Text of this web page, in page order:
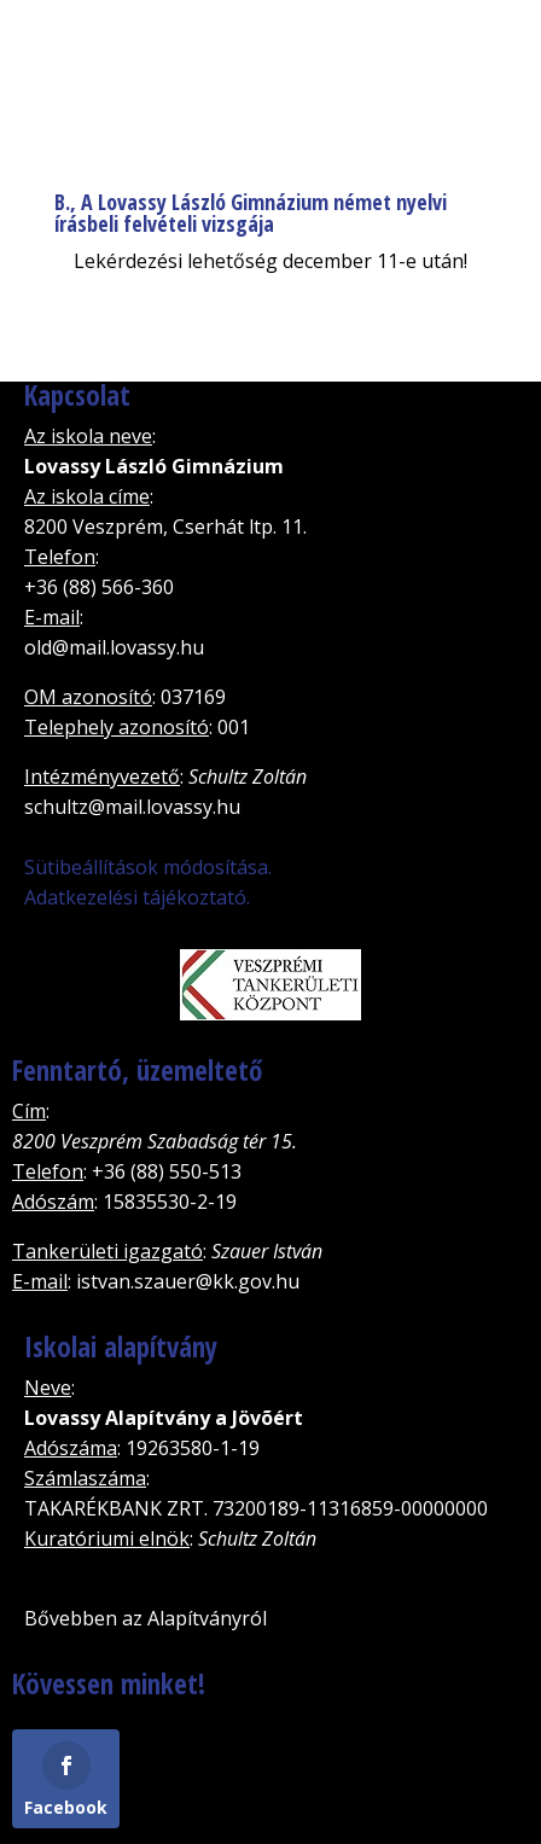
B., A Lovassy László Gimnázium német nyelvi
írásbeli felvételi vizsgája
Lekérdezési lehetőség december 11-e után!
Kapcsolat
Az iskola neve:
Lovassy László Gimnázium
Az iskola címe:
8200 Veszprém, Cserhát ltp. 11.
Telefon:
+36 (88) 566-360
E-mail:
old@mail.lovassy.hu
OM azonosító: 037169
Telephely azonosító: 001
Intézményvezető: Schultz Zoltán
schultz@mail.lovassy.hu
Sütibeállítások módosítása.
Adatkezelési tájékoztató.
Fenntartó, üzemeltető
Cím:
8200 Veszprém Szabadság tér 15.
Telefon: +36 (88) 550-513
Adószám: 15835530-2-19
Tankerületi igazgató: Szauer István
E-mail: istvan.szauer@kk.gov.hu
Iskolai alapítvány
Neve:
Lovassy Alapítvány a Jövõért
Adószáma: 19263580-1-19
Számlaszáma:
TAKARÉKBANK ZRT. 73200189-11316859-00000000
Kuratóriumi elnök: Schultz Zoltán
Bővebben az Alapítványról
Kövessen minket!
Facebook